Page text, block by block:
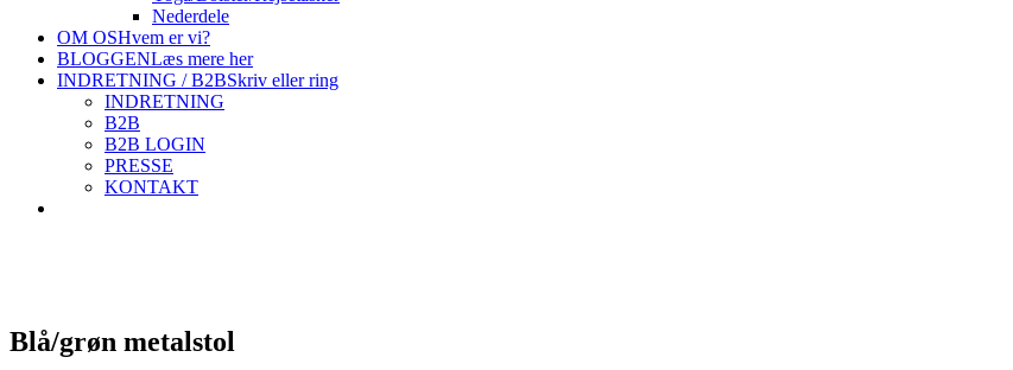
Nederdele
OM OSHvem er vi?
BLOGGENLæs mere her
INDRETNING / B2BSkriv eller ring
INDRETNING
B2B
B2B LOGIN
PRESSE
KONTAKT
Blå/grøn metalstol